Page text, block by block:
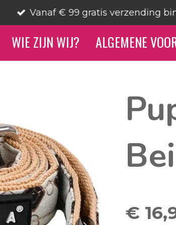
Vanaf € 99 gratis verzending
WIE ZIJN WIJ? ALGEMENE
€